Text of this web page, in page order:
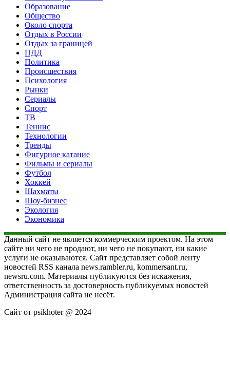
Образование
Общество
Около спорта
Отдых в России
Отдых за границей
ПДД
Политика
Происшествия
Психология
Рынки
Сериалы
Спорт
ТВ
Теннис
Технологии
Тренды
Фигурное катание
Фильмы и сериалы
Футбол
Хоккей
Шахматы
Шоу-бизнес
Экология
Экономика
Данный сайт не является коммерческим проектом. На этом
сайте ни чего не продают, ни чего не покупают, ни какие
услуги не оказываются. Сайт представляет собой ленту
новостей RSS канала news.rambler.ru, kommersant.ru,
newsru.com. Материалы публикуются без искажения,
ответственность за достоверность публикуемых новостей
Администрация сайта не несёт.
Сайт от psikhoter @ 2024